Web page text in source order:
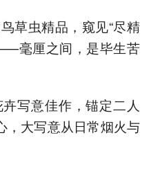
草虫精品，窥见“尽精
毫厘之间，是毕生苦
写意佳作，锚定二人
，大写意从日常烟火与